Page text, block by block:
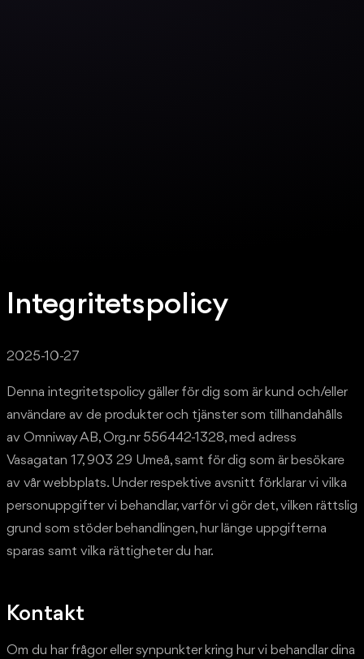
Integritetspolicy
2025-10-27
Denna integritetspolicy gäller för dig som är kund och/eller
användare av de produkter och tjänster som tillhandahålls
av Omniway AB, Org.nr 556442-1328, med adress
Vasagatan 17, 903 29 Umeå, samt för dig som är besökare
av vår webbplats. Under respektive avsnitt förklarar vi vilka
personuppgifter vi behandlar, varför vi gör det, vilken rättslig
grund som stöder behandlingen, hur länge uppgifterna
sparas samt vilka rättigheter du har.
Kontakt
Om du har frågor eller synpunkter kring hur vi behandlar dina